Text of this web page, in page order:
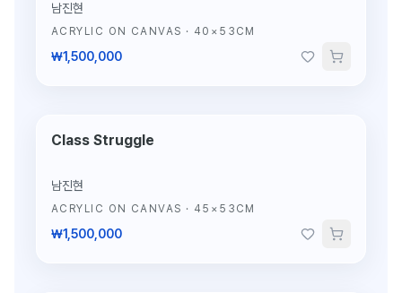
남진현
ACRYLIC ON CANVAS · 40×53CM
₩1,500,000
단 1점뿐인 원작
Class Struggle
남진현
ACRYLIC ON CANVAS · 45×53CM
₩1,500,000